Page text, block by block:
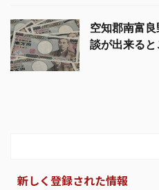
空知郡南富
談が出来ると
新しく登録された情報